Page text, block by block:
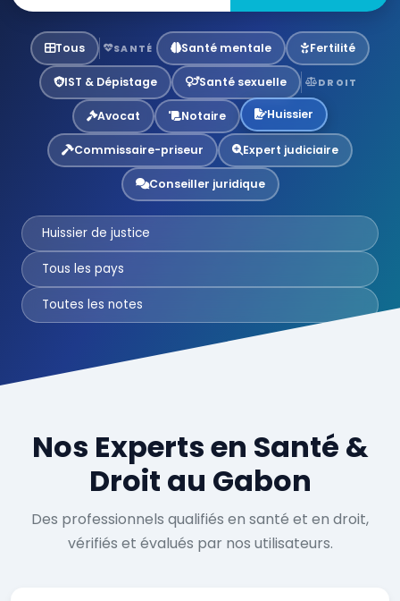
Tous SANTÉ Santé mentale Fertilité
IST & Dépistage Santé sexuelle DROIT
Avocat Notaire Huissier
Commissaire-priseur Expert judiciaire
Conseiller juridique
Nos Experts en Santé &
Droit au Gabon
Des professionnels qualifiés en santé et en droit,
vérifiés et évalués par nos utilisateurs.